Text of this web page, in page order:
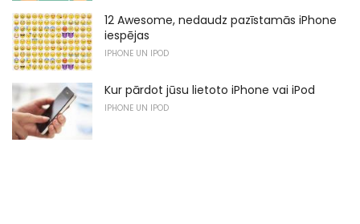
12 Awesome, nedaudz pazīstamās iPhone
iespējas
IPHONE UN IPOD
Kur pārdot jūsu lietoto iPhone vai iPod
IPHONE UN IPOD